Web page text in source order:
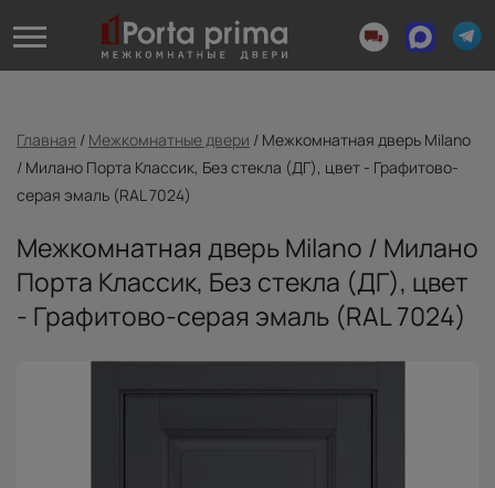
Главная / Межкомнатные двери / Межкомнатная дверь Milano
/ Милано Порта Классик, Без стекла (ДГ), цвет - Графитово-
серая эмаль (RAL 7024)
Межкомнатная дверь Milano / Милано
Порта Классик, Без стекла (ДГ), цвет
- Графитово-серая эмаль (RAL 7024)